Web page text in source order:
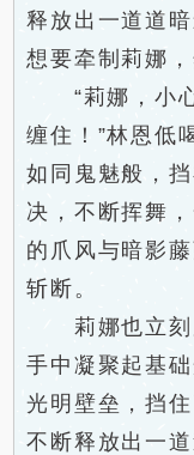
释放出一道道
想要牵制莉娜
“莉娜，小心
缠住！”林恩低
如同鬼魅般，
决，不断挥舞
的爪风与暗影
斩断。
莉娜也立刻
手中凝聚起基
光明壁垒，挡
不断释放出一